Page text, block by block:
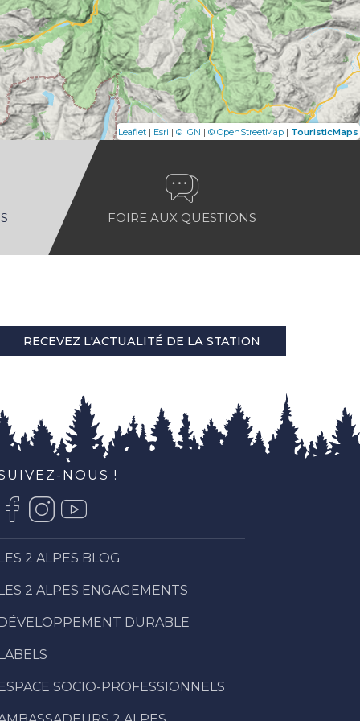
Leaflet | Esri | © IGN | © OpenStreetMap | TouristicMaps
FOIRE AUX QUESTIONS
RECEVEZ L'ACTUALITÉ DE LA STATION
NOUS !
2 ALPES BLOG
2 ALPES ENGAGEMENTS
DURABLE
SOCIO-PROFESSIONNELS